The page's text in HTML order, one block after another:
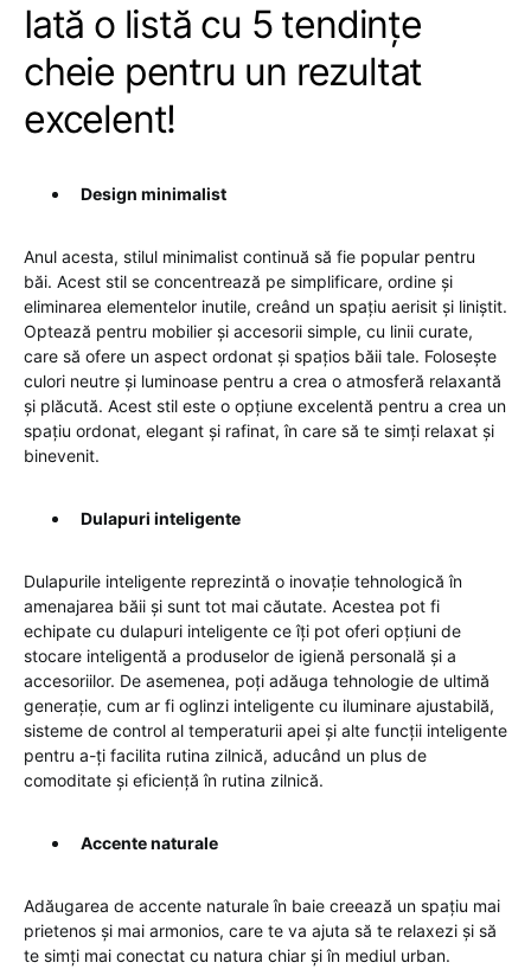
Iată o listă cu 5 tendințe
cheie pentru un rezultat
excelent!
Design minimalist
Anul acesta, stilul minimalist continuă să fie popular pentru
băi. Acest stil se concentrează pe simplificare, ordine și
eliminarea elementelor inutile, creând un spațiu aerisit și liniștit.
Optează pentru mobilier și accesorii simple, cu linii curate,
care să ofere un aspect ordonat și spațios băii tale. Folosește
culori neutre și luminoase pentru a crea o atmosferă relaxantă
și plăcută. Acest stil este o opțiune excelentă pentru a crea un
spațiu ordonat, elegant și rafinat, în care să te simți relaxat și
binevenit.
Dulapuri inteligente
Dulapurile inteligente reprezintă o inovație tehnologică în
amenajarea băii și sunt tot mai căutate. Acestea pot fi
echipate cu dulapuri inteligente ce îți pot oferi opțiuni de
stocare inteligentă a produselor de igienă personală și a
accesoriilor. De asemenea, poți adăuga tehnologie de ultimă
generație, cum ar fi oglinzi inteligente cu iluminare ajustabilă,
sisteme de control al temperaturii apei și alte funcții inteligente
pentru a-ți facilita rutina zilnică, aducând un plus de
comoditate și eficiență în rutina zilnică.
Accente naturale
Adăugarea de accente naturale în baie creează un spațiu mai
prietenos și mai armonios, care te va ajuta să te relaxezi și să
te simți mai conectat cu natura chiar și în mediul urban.